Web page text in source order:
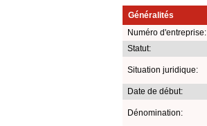
Généralités
Numéro d'entreprise:
Statut:
Situation juridique:
Date de début:
Dénomination: